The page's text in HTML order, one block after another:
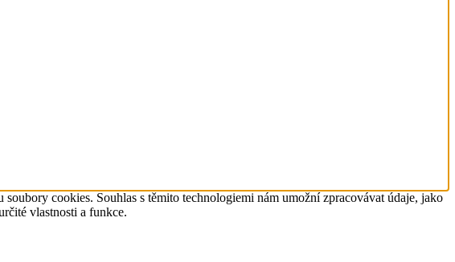
cookies. Souhlas s těmito technologiemi nám umožní zpracovávat údaje, jako
vlastnosti a funkce.